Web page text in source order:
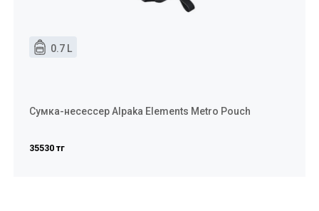
0.7 L
Сумка-несессер Alpaka Elements Metro Pouch
35530 тг